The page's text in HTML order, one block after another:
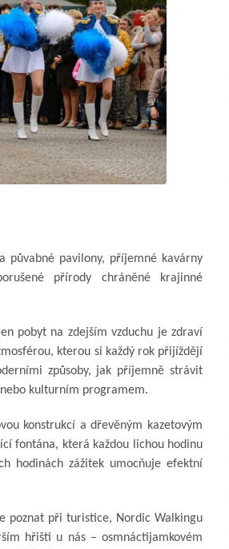
půvabné pavilony, příjemné kavárny
přírody chráněné krajinné
pobyt na zdejším vzduchu je zdraví
kterou si každý rok přijíždějí
způsoby, jak příjemně strávit
kulturním programem.
konstrukcí a dřevěným kazetovým
fontána, která každou lichou hodinu
hodinách zážitek umocňuje efektní
poznat při turistice, Nordic Walkingu
hřišti u nás – osmnáctijamkovém